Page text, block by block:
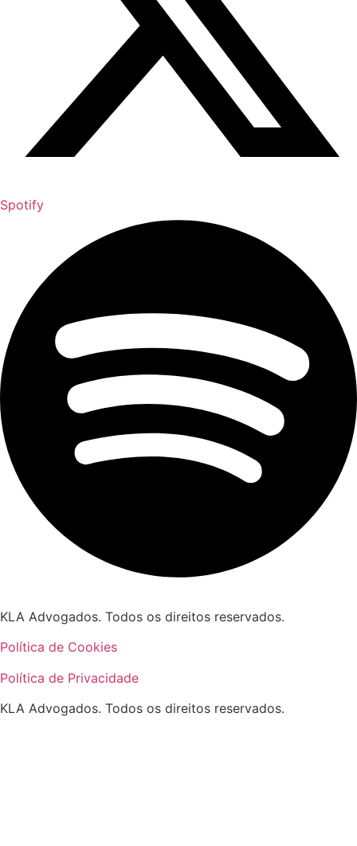
Spotify
KLA Advogados. Todos os direitos reservados.
Política de Cookies
Política de Privacidade
KLA Advogados. Todos os direitos reservados.